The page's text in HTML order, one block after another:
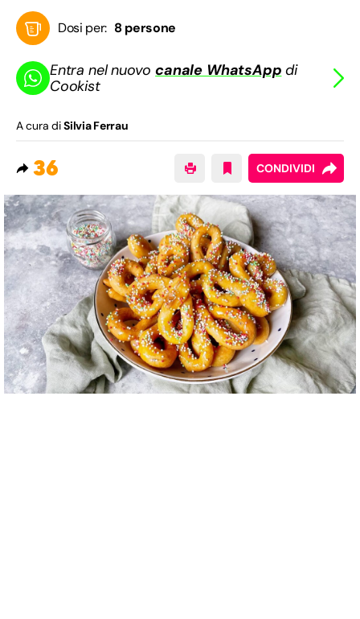
Dosi per: 8 persone
Entra nel nuovocanale WhatsApp di
Cookist
A cura diSilvia Ferrau
36 CONDIVIDI